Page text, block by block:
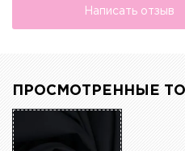
Написать отзыв
ПРОСМОТРЕННЫЕ